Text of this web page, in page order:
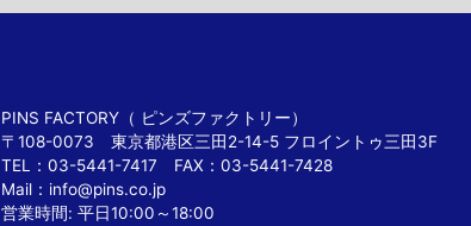
PINS FACTORY（ ピンズファクトリー）
〒108-0073 東京都港区三田2-14-5 フロイントゥ三田3F
TEL：03-5441-7417 FAX：03-5441-7428
Mail： info@pins.co.jp
営業時間: 平日10:00～18:00